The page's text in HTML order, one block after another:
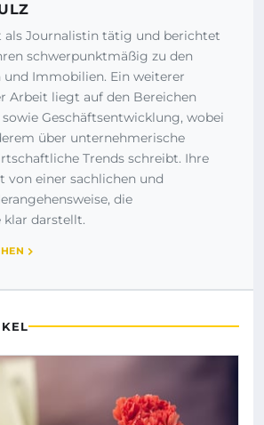
als Journalistin tätig und berichtet
schwerpunktmäßig zu den
und Immobilien. Ein weiterer
Arbeit liegt auf den Bereichen
Geschäftsentwicklung, wobei
über unternehmerische
Trends schreibt. Ihre
von einer sachlichen und
die
klar darstellt.